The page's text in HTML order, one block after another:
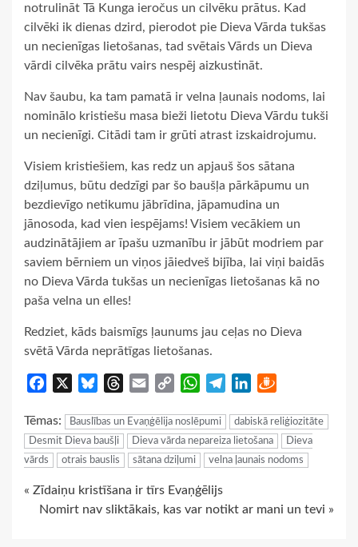
notrulināt Tā Kunga ieročus un cilvēku prātus. Kad
cilvēki ik dienas dzird, pierodot pie Dieva Vārda tukšas
un necienīgas lietošanas, tad svētais Vārds un Dieva
vārdi cilvēka prātu vairs nespēj aizkustināt.
Nav šaubu, ka tam pamatā ir velna ļaunais nodoms, lai
nominālo kristiešu masa bieži lietotu Dieva Vārdu tukši
un necienīgi. Citādi tam ir grūti atrast izskaidrojumu.
Visiem kristiešiem, kas redz un apjauš šos sātana
dziļumus, būtu dedzīgi par šo baušļa pārkāpumu un
bezdievīgo netikumu jābrīdina, jāpamudina un
jānosoda, kad vien iespējams! Visiem vecākiem un
audzinātājiem ar īpašu uzmanību ir jābūt modriem par
saviem bērniem un viņos jāiedveš bijība, lai viņi baidās
no Dieva Vārda tukšas un necienīgas lietošanas kā no
paša velna un elles!
Redziet, kāds baismīgs ļaunums jau ceļas no Dieva
svētā Vārda neprātīgas lietošanas.
Facebook BlueskyThreads
Email
Copy
WhatsApp
TelegramLinkedIn
Tēmas: Bauslības un Evaņģēlija noslēpumi
dabiskā reliģiozitāte
Desmit Dieva baušļi
Dieva vārda nepareiza lietošana
Dieva
vārds
otrais bauslis sātana dziļumi velna ļaunais nodoms
Continue
« Zīdaiņu kristīšana ir tīrs Evaņģēlijs
Nomirt nav sliktākais, kas var notikt ar mani un tevi »